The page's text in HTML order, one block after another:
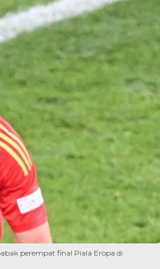
perempat final Piala Eropa di